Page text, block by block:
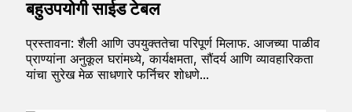
बहुउपयोगी साईड टेबल
प्रस्तावना: शैली आणि उपयुक्ततेचा परिपूर्ण मिलाफ. आजच्या पाळीव
प्राण्यांना अनुकूल घरांमध्ये, कार्यक्षमता, सौंदर्य आणि व्यावहारिकता
यांचा सुरेख मेळ साधणारे फर्निचर शोधणे...